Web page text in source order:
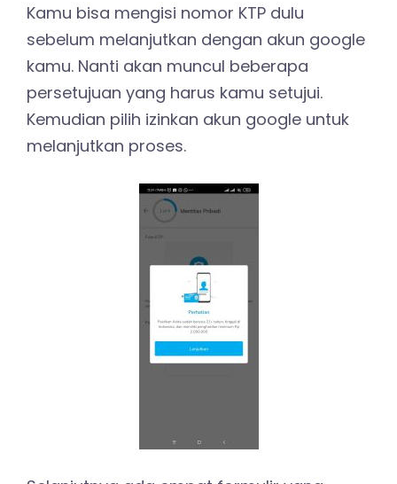
Kamu bisa mengisi nomor KTP dulu
sebelum melanjutkan dengan akun google
kamu. Nanti akan muncul beberapa
persetujuan yang harus kamu setujui.
Kemudian pilih izinkan akun google untuk
melanjutkan proses.